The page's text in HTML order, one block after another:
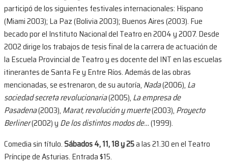
participó de los siguientes festivales internacionales: Hispano
(Miami 2003); La Paz (Bolivia 2003); Buenos Aires (2003). Fue
becado por el Instituto Nacional del Teatro en 2004 y 2007. Desde
2002 dirige los trabajos de tesis final de la carrera de actuación de
la Escuela Provincial de Teatro y es docente del INT en las escuelas
itinerantes de Santa Fe y Entre Ríos. Además de las obras
mencionadas, se estrenaron, de su autoría, Nada(2006), La
sociedad secreta revolucionaria(2005), La empresa de
Pasadena(2003), Marat, revolución y muerte(2003), Proyecto
Berliner(2002) y De los distintos modos de…(1999).
Comedia sin título.Sábados 4, 11, 18 y 25a las 21.30 en el Teatro
Príncipe de Asturias. Entrada $15.